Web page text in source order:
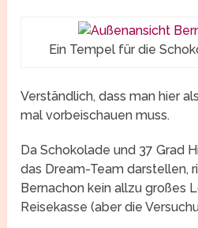
Ein Tempel für die
Verständlich, dass man hier
mal vorbeischauen muss.
Da Schokolade und 37 Grad
das Dream-Team darstellen,
Bernachon kein allzu großes
Reisekasse (aber die